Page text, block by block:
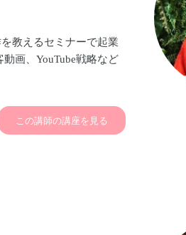
教えるセミナーで起業
画、YouTube戦略など
ー経験のノウハウをもと
ン、料理レシビ動画、
この講師の講座を見る